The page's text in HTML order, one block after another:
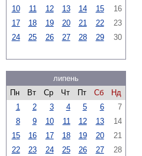
10
11 12 13 14 15
16
17
18 19 20 21 22
23
24
25 26 27 28 29 30
липень
Пн
Вт Ср Чт Пт Сб
Нд
1
2 3 4 5 6
7
8
9 10 11 12 13
14
15
16 17 18 19 20
21
22
23 24 25 26 27
28